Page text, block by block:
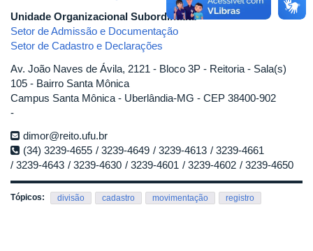
Unidade Organizacional Subordinada:
Setor de Admissão e Documentação
Setor de Cadastro e Declarações
Av. João Naves de Ávila, 2121 - Bloco 3P - Reitoria - Sala(s)
105 - Bairro Santa Mônica
Campus Santa Mônica - Uberlândia-MG - CEP 38400-902
-
dimor@reito.ufu.br
(34) 3239-4655
3239-4649 3239-4613
3239-4661
3239-4643
3239-4630 3239-4601 3239-4602 3239-4650
Tópicos: divisão cadastro movimentação registro